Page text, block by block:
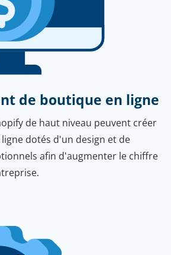
de boutique en ligne
de haut niveau peuvent créer
dotés d'un design et de
afin d'augmenter le chiffre